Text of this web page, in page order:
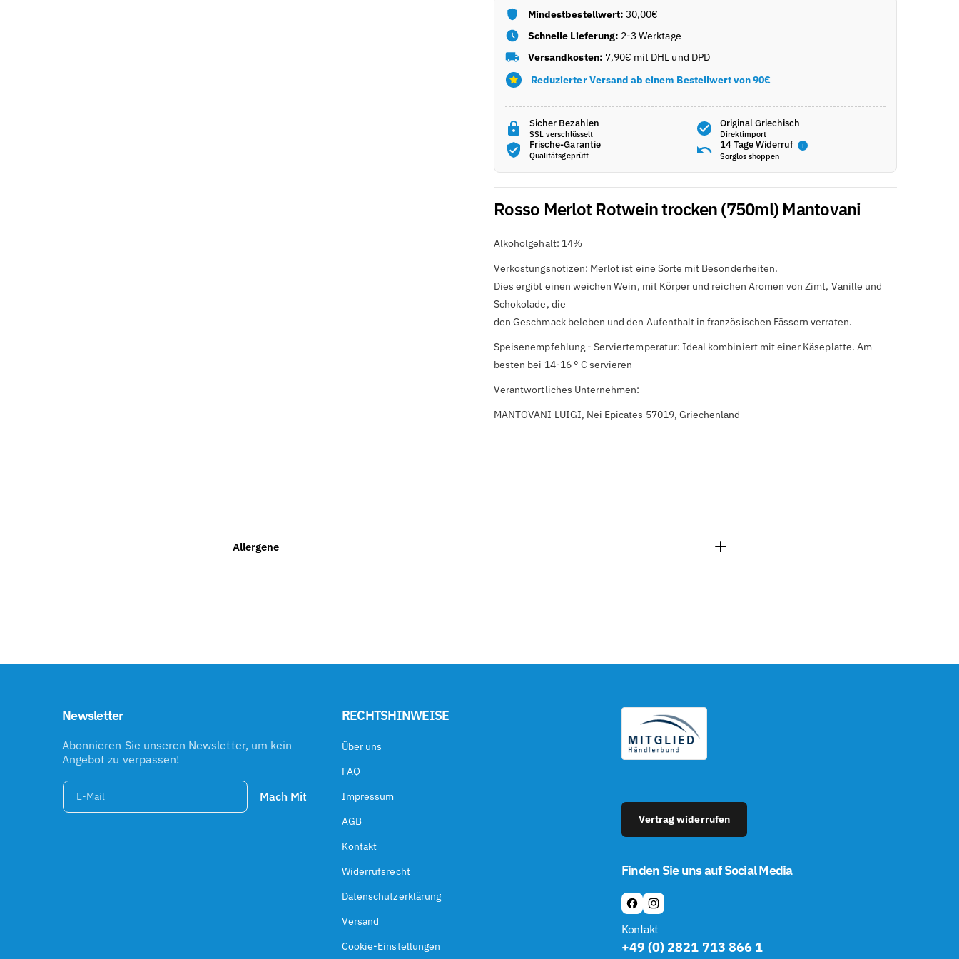
¢â
Mindestbestellwert: 30,00€
Schnelle Lieferung: 2-3 Werktage
Versandkosten: 7,90€ mit DHL und DPD
Reduzierter Versand ab einem Bestellwert von 90€
Sicher Bezahlen
SSL verschlüsselt
Original Griechisch
Direktimport
Frische-Garantie
Qualitätsgeprüft
14 Tage Widerruf i
Sorglos shoppen
Rosso Merlot Rotwein trocken (750ml) Mantovani
Alkoholgehalt: 14%
Verkostungsnotizen: Merlot ist eine Sorte mit Besonderheiten.
Dies ergibt einen weichen Wein, mit Körper und reichen Aromen von Zimt, Vanille und
Schokolade, die
den Geschmack beleben und den Aufenthalt in französischen Fässern verraten.
Speisenempfehlung - Serviertemperatur: Ideal kombiniert mit einer Käseplatte. Am
besten bei 14-16 ° C servieren
Verantwortliches Unternehmen:
MANTOVANI LUIGI, Nei Epicates 57019, Griechenland
Allergene
Newsletter
Abonnieren Sie unseren Newsletter, um kein
Angebot zu verpassen!
E-Mail Mach Mit
RECHTSHINWEISE
Über uns
FAQ
Impressum
AGB
Kontakt
Widerrufsrecht
Datenschutzerklärung
Versand
Cookie-Einstellungen
Vertrag widerrufen
Finden Sie uns auf Social Media
F
C
E
I
N
S
T
Kontakt
+49 (0) 2821 713 866 1